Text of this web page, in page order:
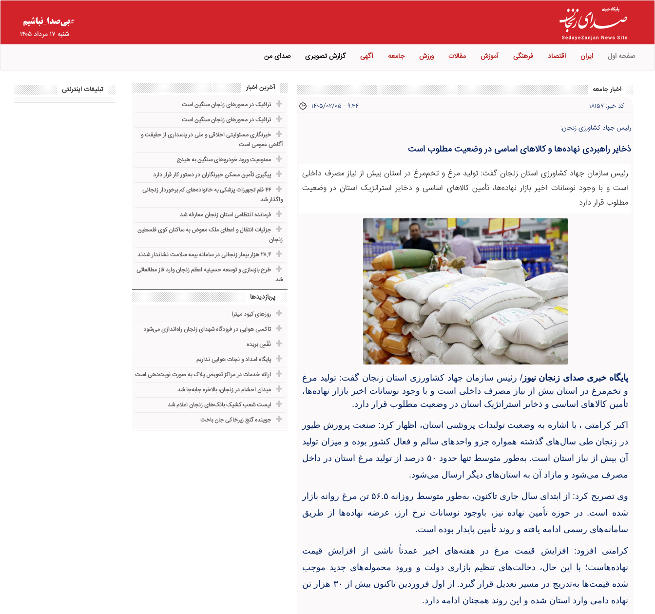
شنبه ۱۷ مرداد ۱۴۰۵
صفحه اول ایران اقتصاد فرهنگی آموزش مقالات ورزش جامعه آگهی گزارش تصویری صدای من
اخبار جامعه
کد خبر: ۱۸۱۵۷ ۱۴۰۵/۰۲/۰۵ - ۹:۴۴
رئیس جهاد کشاورزی زنجان:
ذخایر راهبردی نهاده‌ها و کالاهای اساسی در وضعیت مطلوب است
رئیس سازمان جهاد کشاورزی استان زنجان گفت: تولید مرغ و تخم‌مرغ در استان بیش از نیاز مصرف داخلی
است و با وجود نوسانات اخیر بازار نهاده‌ها، تأمین کالاهای اساسی و ذخایر استراتژیک استان در وضعیت
مطلوب قرار دارد
پایگاه خبری صدای زنجان نیوز/ رئیس سازمان جهاد کشاورزی استان زنجان گفت: تولید مرغ
و تخم‌مرغ در استان بیش از نیاز مصرف داخلی است و با وجود نوسانات اخیر بازار نهاده‌ها،
تأمین کالاهای اساسی و ذخایر استراتژیک استان در وضعیت مطلوب قرار دارد.
اکبر کرامتی ، با اشاره به وضعیت تولیدات پروتئینی استان، اظهار کرد: صنعت پرورش طیور
در زنجان طی سال‌های گذشته همواره جزو واحدهای سالم و فعال کشور بوده و میزان تولید
آن بیش از نیاز استان است. به‌طور متوسط تنها حدود ۵۰ درصد از تولید مرغ استان در داخل
مصرف می‌شود و مازاد آن به استان‌های دیگر ارسال می‌شود.
وی تصریح کرد: از ابتدای سال جاری تاکنون، به‌طور متوسط روزانه ۵۶.۵ تن مرغ روانه بازار
شده است. در حوزه تأمین نهاده نیز، باوجود نوسانات نرخ ارز، عرضه نهاده‌ها از طریق
سامانه‌های رسمی ادامه یافته و روند تأمین پایدار بوده است.
کرامتی افزود: افزایش قیمت مرغ در هفته‌های اخیر عمدتاً ناشی از افزایش قیمت
نهاده‌هاست؛ با این حال، دخالت‌های تنظیم بازاری دولت و ورود محموله‌های جدید موجب
شده قیمت‌ها به‌تدریج در مسیر تعدیل قرار گیرد. از اول فروردین تاکنون بیش از
۳۰ هزار تن
نهاده دامی وارد استان شده و این روند همچنان ادامه دارد.
آخرین اخبار
ترافیک در محورهای زنجان سنگین است
ترافیک در محورهای زنجان سنگین است
خبرنگاری مسئولیتی اخلاقی و ملی در پاسداری از حقیقت و
آگاهی عمومی است
ممنوعیت ورود خودروهای سنگین به هیدج
پیگیری تأمین مسکن خبرنگاران در دستور کار قرار دارد
۴۴ قلم تجهیزات پزشکی به خانواده‌های کم برخوردار زنجانی
واگذار شد
فرمانده انتظامی استان زنجان معارفه شد
جزئیات انتقال و اعطای ملک معوض به ساکنان کوی فلسطین
زنجان
۲۸.۴ هزار بیمار زنجانی در سامانه بیمه سلامت نشاندار شدند
طرح بازسازی و توسعه حسینیه اعظم زنجان وارد فاز مطالعاتی
شد
پربازدیدها
روزهای کبود میترا
تاکسی هوایی در فرودگاه شهدای زنجان راه‌اندازی می‌شود
نَفَسِ بریده
پایگاه امداد و نجات هوایی نداریم
ارائه خدمات در مراکز تعویض پلاک به صورت نوبت‌دهی است
میدان احشام در زنجان، بالاخره جا‌به‌جا شد
لیست شعب کشیک بانک‌های زنجان اعلام شد
جوینده گنج زیرخاکی جان باخت
تبلیغات اینترنتی